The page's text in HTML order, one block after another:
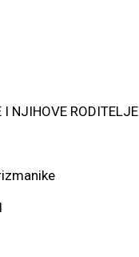
NJIHOVE RODITELJE